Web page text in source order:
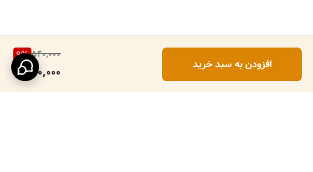
540,000
9%
490,000 افزودن به سبد خرید